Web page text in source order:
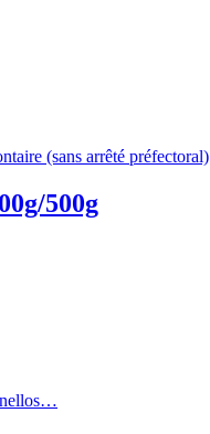
(sans arrêté préfectoral)
500g